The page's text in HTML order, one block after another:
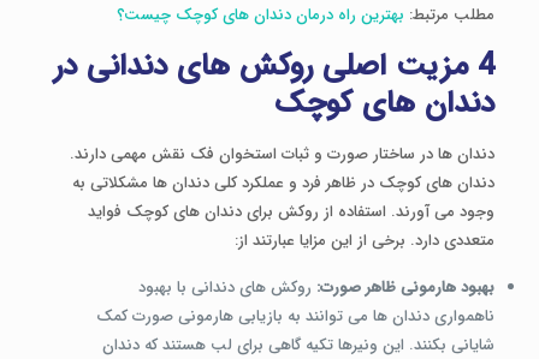
مطلب مرتبط: بهترین راه درمان دندان های کوچک چیست؟
4 مزیت اصلی روکش های دندانی در
دندان های کوچک
دندان ها در ساختار صورت و ثبات استخوان فک نقش مهمی دارند.
دندان های کوچک در ظاهر فرد و عملکرد کلی دندان ها مشکلاتی به
وجود می آورند. استفاده از روکش برای دندان های کوچک فواید
متعددی دارد. برخی از این مزایا عبارتند از:
بهبود هارمونی ظاهر صورت: روکش های دندانی با بهبود
ناهمواری دندان ها می توانند به بازیابی هارمونی صورت کمک
شایانی بکنند. این ونیرها تکیه گاهی برای لب هستند که دندان